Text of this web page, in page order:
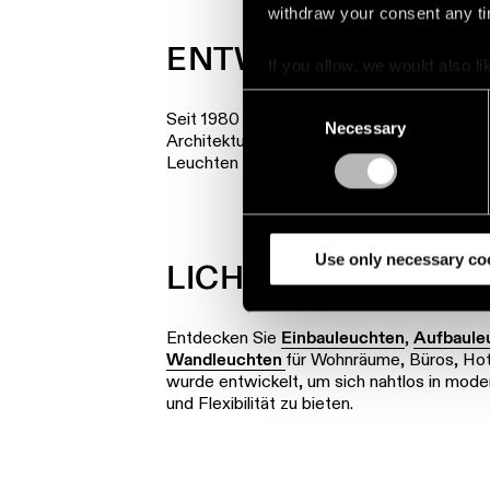
withdraw your consent any
If you allow, we would also
Collect information
Identify your device
Find out more about how
analyze our traffic. We also
partners.
Necessary
Use only necessary
ENTWICKELT UND
Seit 1980 arbeitet Modular Lighting
Architekturbeleuchtung zu entwickeln, die
Leuchten kommen weltweit in Wohn-,
LICHTLÖSUNGEN
Entdecken Sie Einbauleuchten,
Wandleuchten für Wohnräume, Büros,
wurde entwickelt, um sich nahtlos in
und Flexibilität zu bieten.